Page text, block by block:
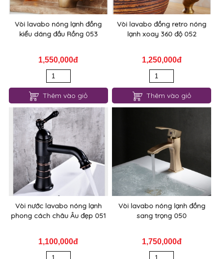
Vòi lavabo nóng lạnh đồng
kiểu dáng đầu Rồng 053
1,550,000đ
Thêm vào giỏ
Vòi lavabo đồng retro nóng
lạnh xoay 360 độ 052
1,250,000đ
Thêm vào giỏ